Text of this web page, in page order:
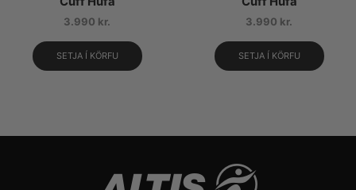
3.990 kr.
SETJA Í KÖRFU
3.990 kr.
SETJA Í KÖRFU